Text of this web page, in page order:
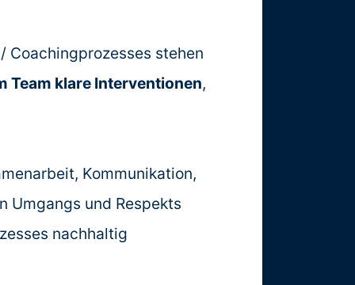
Coachingprozesses stehen
Team klare Interventionen,
Kommunikation,
Umgangs und Respekts
nachhaltig